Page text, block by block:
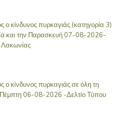
ο κίνδυνος πυρκαγιάς (κατηγορία 3)
και την Παρασκευή 07-08-2026-
ο κίνδυνος πυρκαγιάς σε όλη τη
06-08-2026 -Δελτίο Τύπου